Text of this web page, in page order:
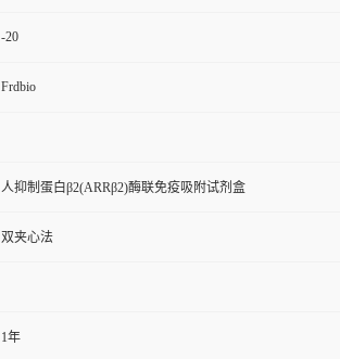
-20
Frdbio
人抑制蛋白β2(ARRβ2)酶联免疫吸附试剂盒
双夹心法
1年